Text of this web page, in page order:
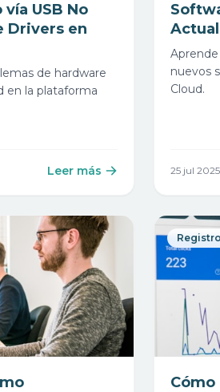
USB No
Drivers en
de hardware
en la plataforma
Leer más
nuevos
Cloud.
25 jul 2025
Registro